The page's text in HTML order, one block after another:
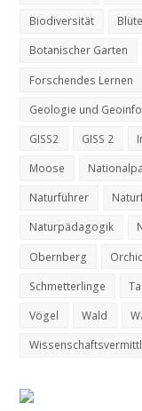
Biodiversität
Botanischer Garten
Forschendes Lernen
Geologie und
GISS2
GISS 2
Moose
Naturführer
Naturpädagogik
Obernberg
Schmetterlinge
Vögel
Wald